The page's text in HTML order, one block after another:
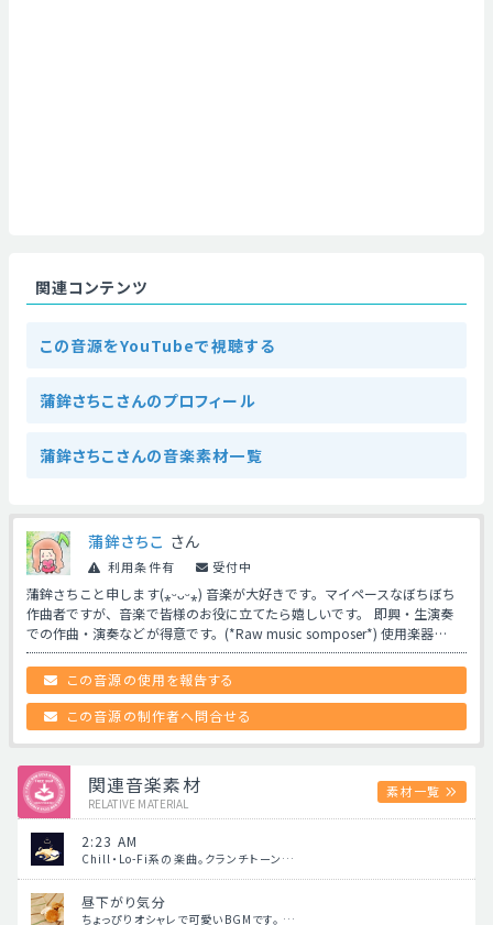
関連コンテンツ
この音源をYouTubeで視聴する
蒲鉾さちこさんのプロフィール
蒲鉾さちこさんの音楽素材一覧
蒲鉾さちこ さん
利用条件有 受付中
蒲鉾さちこと申します(⁎ᵕᴗᵕ⁎) 音楽が大好きです。マイペースなぼちぼち
作曲者ですが、音楽で皆様のお役に立てたら嬉しいです。 即興・生演奏
での作曲・演奏などが得意です。(*Raw music somposer*) 使用楽器…
この音源の使用を報告する
この音源の制作者へ問合せる
関連音楽素材
RELATIVE MATERIAL
素材一覧
2:23 AM
Chill・Lo-Fi系の楽曲。クランチトーン…
昼下がり気分
ちょっぴりオシャレで可愛いBGMです。 …